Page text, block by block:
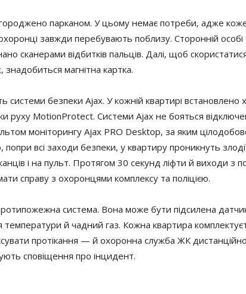
парканом. У цьому немає потреби, адже
завжди перебувають поблизу. Сторонній
сканерами відбитків пальців. Далі, щоб
магнітна картка.
системи безпеки Ajax. У кожній квартирі встановлено
руху MotionProtect. Системи Ajax не бояться
моніторингу Ajax PRO Desktop, за яким
всі заходи безпеки, у квартиру проникнуть
і на пульт. Протягом 30 секунд ліфти й виходи з
справу з охоронцями комплексу та поліцією.
протипожежна система. Вона може бути підсилена
й чадний газ. Кожна квартира
протікання — й охоронна служба ЖК
сповіщення про інцидент.